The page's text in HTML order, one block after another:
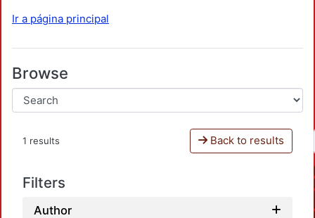
Ir a página principal
Browse
1 results Back to results
Filters
Author